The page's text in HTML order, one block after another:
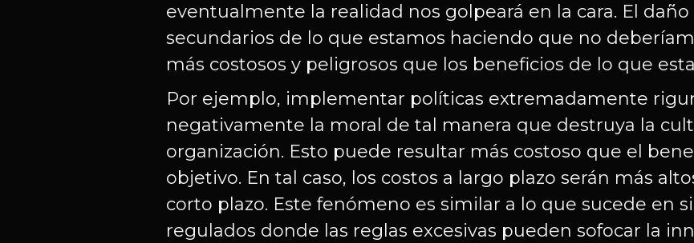
eventualmente la realidad nos golpeará en la cara. El
secundarios de lo que estamos haciendo que no
más costosos y peligrosos que los beneficios de lo que
Por ejemplo, implementar políticas extremadamente
negativamente la moral de tal manera que destruya la
organización. Esto puede resultar más costoso que el
objetivo. En tal caso, los costos a largo plazo serán más
corto plazo. Este fenómeno es similar a lo que sucede en
regulados donde las reglas excesivas pueden sofocar la